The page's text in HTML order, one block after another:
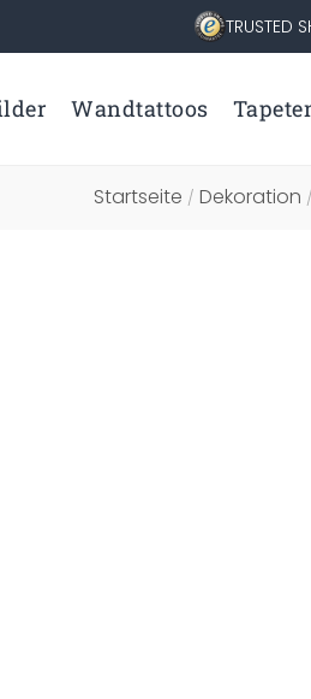
TRUSTED
Wandtattoos
Startseite / Dekoration /